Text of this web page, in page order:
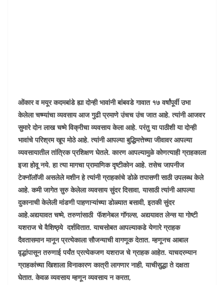
ओंकार व मयूर कदमबांडे ह्या दोन्ही भावांनी बांबवडे गावात १७ वर्षांपूर्वी उभा
केलेला चष्म्यांचा व्यवसाय आज गुढी प्रमाणे उंचच उंच जात आहे. त्यांनी आजवर
सुमारे दोन लाख चष्मे विक्रीचा व्यवसाय केला आहे. परंतु या पाठीशी या दोन्ही
भावांचे परिश्रम खूप मोठे आहे. त्यांनी आपल्या बुद्धिमत्तेच्या जीवावर आपल्या
व्यवसायातील तांत्रिक प्रशिक्षण घेतले. कारण आपल्यामुळे कोणत्याही ग्राहकाला
इजा होवू नये. हा त्या मागचा प्रामाणिक दृष्टीकोन आहे. तसेच जापनीज
टेक्नॉलॉजी असलेले मशीन हे त्यांनी ग्राहकांचे डोळे तपासणी साठी उपलब्ध केले
आहे. कमी जागेत सुरु केलेला व्यवसाय सुंदर दिसावा, यासाठी त्यांनी आपल्या
दुकानाची केलेली मांडणी पाहणाऱ्यांच्या डोळ्यात बसावी, इतकी सुंदर
आहे.अद्ययावत चष्मे, तरुणांसाठी फॅशनेबल गॉगल्स, अद्ययावत लेन्स या गोष्टी
यशराज चे वैशिष्ठ्ये दर्शवितात. याचसोबत आपल्याकडे येणारे ग्राहक
दैवतासमान मानून प्रत्येकाला सौजन्याची वागणूक देतात. म्हणूनच आबाल
वृद्धांपासून तरुणाई पर्यंत प्रत्येकजण यशराज चे ग्राहक आहेत. याचदरम्यान
ग्राहकांच्या खिशाला विनाकारण कात्री लागणार नाही, याचीसुद्धा ते दक्षता
घेतात. केवळ व्यवसाय म्हणून व्यवसाय न करता,